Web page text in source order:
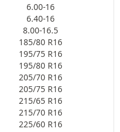
6.00-16
6.40-16
8.00-16.5
185/80 R16
195/75 R16
195/80 R16
205/70 R16
205/75 R16
215/65 R16
215/70 R16
225/60 R16